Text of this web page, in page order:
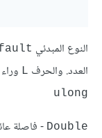
النوع المبدئي
العدد. والحرف L
ulong
Double